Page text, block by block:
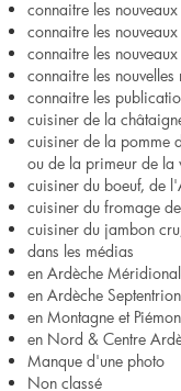
connaitre les
connaitre les
connaitre les
connaitre les nouvelles
connaitre les
cuisiner de la
cuisiner de la pomme
ou de la primeur de la
cuisiner du boeuf, de
cuisiner du fromage
cuisiner du jambon
dans les médias
en Ardèche
en Ardèche
en Montagne et
en Nord & Centre
Manque d'une photo
Non classé